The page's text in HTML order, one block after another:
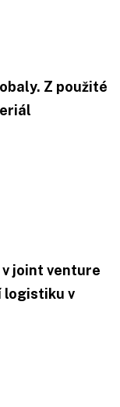
Z použité
joint venture
logistiku v